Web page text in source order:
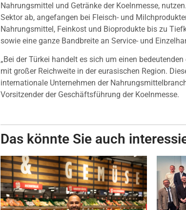
Nahrungsmittel und Getränke der Koelnmesse,
Sektor ab, angefangen bei Fleisch- und
Nahrungsmittel, Feinkost und Bioprodukte bis zu
sowie eine ganze Bandbreite an Service- und
„Bei der Türkei handelt es sich um einen
mit großer Reichweite in der eurasischen Region.
internationale Unternehmen der
Vorsitzender der Geschäftsführung der Koelnmesse.
Das könnte Sie auch